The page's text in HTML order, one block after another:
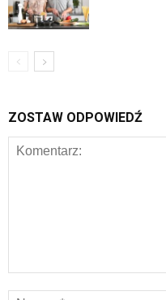
ZOSTAW ODPOWIEDŹ